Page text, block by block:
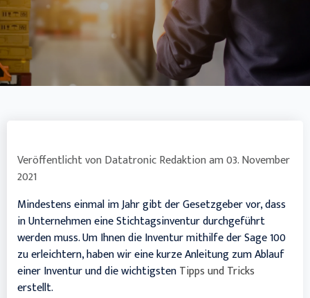
Veröffentlicht vonDatatronic Redaktionam03. November
2021
Mindestens einmal im Jahr gibt der Gesetzgeber vor, dass
in Unternehmen eine Stichtagsinventur durchgeführt
werden muss. Um Ihnen die Inventur mithilfe der Sage 100
zu erleichtern, haben wir eine kurze Anleitung zum Ablauf
einer Inventur und die wichtigstenTipps und Tricks
erstellt.